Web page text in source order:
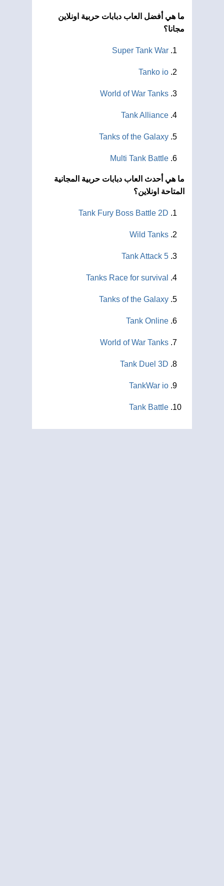
ما هي أفضل العاب دبابات حربية اونلاين
مجانا؟
Super Tank War
Tanko io
World of War Tanks
Tank Alliance
Tanks of the Galaxy
Multi Tank Battle
ما هي أحدث العاب دبابات حربية المجانية
المتاحة اونلاين؟
Tank Fury Boss Battle 2D
Wild Tanks
Tank Attack 5
Tanks Race for survival
Tanks of the Galaxy
Tank Online
World of War Tanks
Tank Duel 3D
TankWar io
Tank Battle